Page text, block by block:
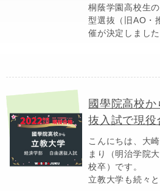
桐蔭学園高校生
型選抜（旧AO・
催が決定しました
國學院高校
抜入試で現役
こんにちは、大
まり（明治学院
校卒）です。
立教大学も続々